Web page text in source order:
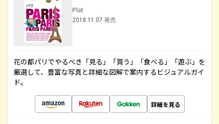
Plat
2018.11.07 発売
花の都パリでやるべき「見る」「買う」「食べる」「遊ぶ」を
厳選して、豊富な写真と詳細な図解で案内するビジュアルガイ
ド。
詳細を見る